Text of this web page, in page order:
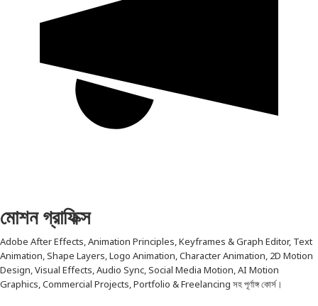
মোশন গ্রাফিক্স
Adobe After Effects, Animation Principles, Keyframes & Graph Editor, Text
Animation, Shape Layers, Logo Animation, Character Animation, 2D Motion
Design, Visual Effects, Audio Sync, Social Media Motion, AI Motion
Graphics, Commercial Projects, Portfolio & Freelancing সহ পূর্ণাঙ্গ কোর্স।